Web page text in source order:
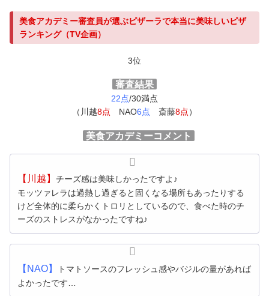
美食アカデミー審査員が選ぶピザーラで本当に美味しいピザ
ランキング（TV企画）
3位
審査結果
22点/30満点
（川越8点 NAO6点 斎藤8点）
美食アカデミーコメント
【川越】 チーズ感は美味しかったですよ♪
モッツァレラは過熱し過ぎると固くなる場所もあったりする
けど全体的に柔らかくトロリとしているので、食べた時のチ
ーズのストレスがなかったですね♪
【NAO】
トマトソースのフレッシュ感やバジルの量があれば
よかったです…